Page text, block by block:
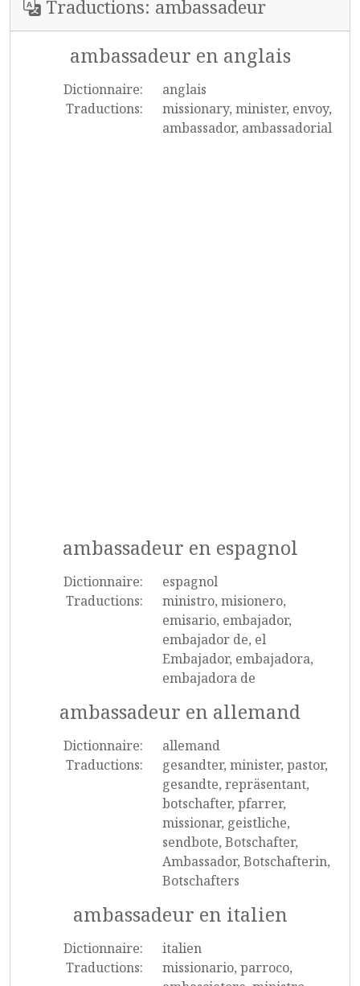
Traductions: ambassadeur
ambassadeur en anglais
Dictionnaire:
anglais
Traductions:
missionary, minister, envoy,
ambassador, ambassadorial
ambassadeur en espagnol
Dictionnaire:
espagnol
Traductions:
ministro, misionero,
emisario, embajador,
embajador de, el
Embajador, embajadora,
embajadora de
ambassadeur en allemand
Dictionnaire:
allemand
Traductions:
gesandter, minister, pastor,
gesandte, repräsentant,
botschafter, pfarrer,
missionar, geistliche,
sendbote, Botschafter,
Ambassador, Botschafterin,
Botschafters
ambassadeur en italien
Dictionnaire:
italien
Traductions:
missionario, parroco,